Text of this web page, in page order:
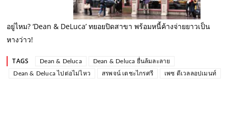
อยู่ไหม? ‘Dean & DeLuca’ ทยอยปิดสาขา พร้อมหนี้ค้างจ่ายยาวเป็น
หางว่าว!
TAGS Dean & Deluca
Dean & Deluca ยื่นล้มละลาย
Dean & Deluca ไปต่อไม่ไหว
สรพจน์ เตชะไกรศรี เพซ ดีเวลลอปเมนท์